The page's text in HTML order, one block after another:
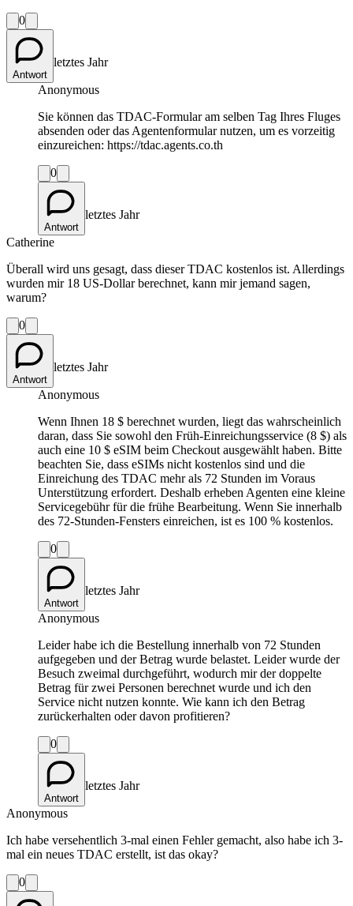
0
Antwort
letztes Jahr
Anonymous
Sie können das TDAC-Formular am selben Tag Ihres Fluges
absenden oder das Agentenformular nutzen, um es vorzeitig
einzureichen: https://tdac.agents.co.th
0
Antwort
letztes Jahr
Catherine
Überall wird uns gesagt, dass dieser TDAC kostenlos ist. Allerdings
wurden mir 18 US-Dollar berechnet, kann mir jemand sagen,
warum?
0
Antwort
letztes Jahr
Anonymous
Wenn Ihnen 18 $ berechnet wurden, liegt das wahrscheinlich
daran, dass Sie sowohl den Früh-Einreichungsservice (8 $) als
auch eine 10 $ eSIM beim Checkout ausgewählt haben. Bitte
beachten Sie, dass eSIMs nicht kostenlos sind und die
Einreichung des TDAC mehr als 72 Stunden im Voraus
Unterstützung erfordert. Deshalb erheben Agenten eine kleine
Servicegebühr für die frühe Bearbeitung. Wenn Sie innerhalb
des 72-Stunden-Fensters einreichen, ist es 100 % kostenlos.
0
Antwort
letztes Jahr
Anonymous
Leider habe ich die Bestellung innerhalb von 72 Stunden
aufgegeben und der Betrag wurde belastet. Leider wurde der
Besuch zweimal durchgeführt, wodurch mir der doppelte
Betrag für zwei Personen berechnet wurde und ich den
Service nicht nutzen konnte. Wie kann ich den Betrag
zurückerhalten oder davon profitieren?
0
Antwort
letztes Jahr
Anonymous
Ich habe versehentlich 3-mal einen Fehler gemacht, also habe ich 3-
mal ein neues TDAC erstellt, ist das okay?
0